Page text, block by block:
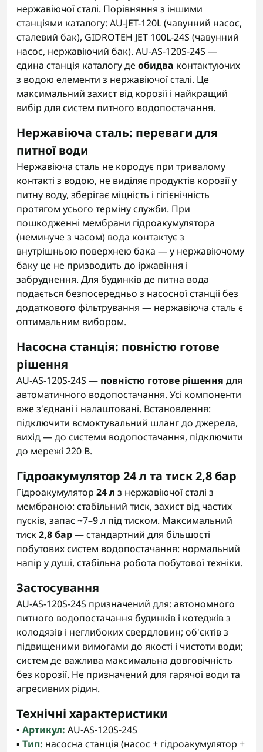
нержавіючої сталі. Порівняння з іншими
станціями каталогу: AU-JET-120L (чавунний насос,
сталевий бак), GIDROTEH JET 100L-24S (чавунний
насос, нержавіючий бак). AU-AS-120S-24S —
єдина станція каталогу де обидва контактуючих
з водою елементи з нержавіючої сталі. Це
максимальний захист від корозії і найкращий
вибір для систем питного водопостачання.
Нержавіюча сталь: переваги для
питної води
Нержавіюча сталь не кородує при тривалому
контакті з водою, не виділяє продуктів корозії у
питну воду, зберігає міцність і гігієнічність
протягом усього терміну служби. При
пошкодженні мембрани гідроакумулятора
(неминуче з часом) вода контактує з
внутрішньою поверхнею бака — у нержавіючому
баку це не призводить до іржавіння і
забруднення. Для будинків де питна вода
подається безпосередньо з насосної станції без
додаткового фільтрування — нержавіюча сталь є
оптимальним вибором.
Насосна станція: повністю готове
рішення
AU-AS-120S-24S — повністю готове рішення для
автоматичного водопостачання. Усі компоненти
вже з'єднані і налаштовані. Встановлення:
підключити всмоктувальний шланг до джерела,
вихід — до системи водопостачання, підключити
до мережі 220 В.
Гідроакумулятор 24 л та тиск 2,8 бар
Гідроакумулятор 24 л з нержавіючої сталі з
мембраною: стабільний тиск, захист від частих
пусків, запас ~7–9 л під тиском. Максимальний
тиск2,8 бар— стандартний для більшості
побутових систем водопостачання: нормальний
напір у душі, стабільна робота побутової техніки.
Застосування
AU-AS-120S-24S призначений для: автономного
питного водопостачання будинків і котеджів з
колодязів і неглибоких свердловин; об'єктів з
підвищеними вимогами до якості і чистоти води;
систем де важлива максимальна довговічність
без корозії. Не призначений для гарячої води та
агресивних рідин.
Технічні характеристики
▪️ Артикул: AU-AS-120S-24S
▪️ Тип: насосна станція (насос + гідроакумулятор +